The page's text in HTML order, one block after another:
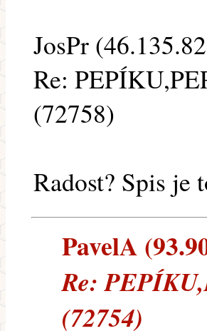
JosPr
Re:
(72758)
Radost? Spis je
PavelA
Re:
(72754)